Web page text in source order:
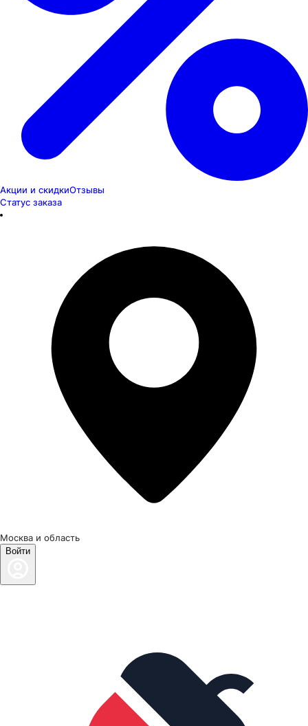
Акции и скидкиОтзывы
Статус заказа
Москва и область
Войти